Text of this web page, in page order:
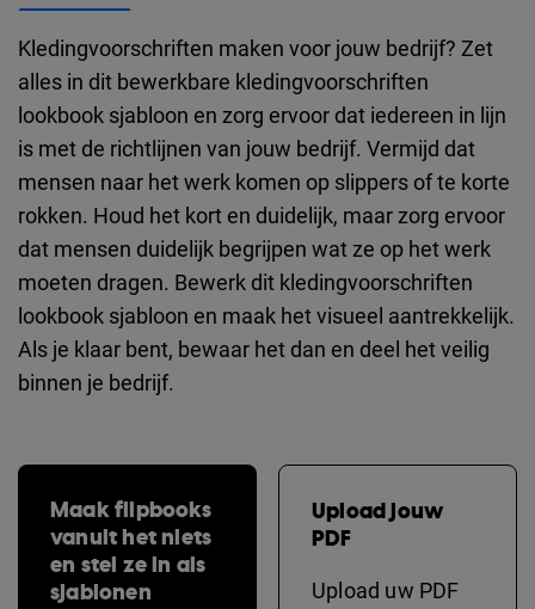
Kledingvoorschriften maken voor jouw bedrijf? Zet
alles in dit bewerkbare kledingvoorschriften
lookbook sjabloon en zorg ervoor dat iedereen in lijn
is met de richtlijnen van jouw bedrijf. Vermijd dat
mensen naar het werk komen op slippers of te korte
rokken. Houd het kort en duidelijk, maar zorg ervoor
dat mensen duidelijk begrijpen wat ze op het werk
moeten dragen. Bewerk dit kledingvoorschriften
lookbook sjabloon en maak het visueel aantrekkelijk.
Als je klaar bent, bewaar het dan en deel het veilig
binnen je bedrijf.
Maak flipbooks
vanuit het niets
en stel ze in als
sjablonen
Upload jouw
PDF
Upload uw PDF